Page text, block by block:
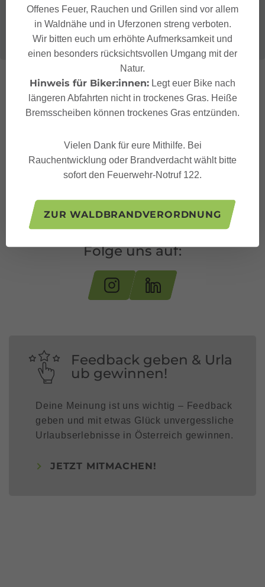
Folge uns auf:
Feedback geben & Urla
ub gewinnen!
Deine Meinung ist uns wichtig – Feedback
geben und mit etwas Glück unvergessliche
Urlaubserlebnisse in Österreich gewinnen.
JETZT MITMACHEN!
Offenes Feuer, Rauchen und Grillen sind vor allem
in Waldnähe und in Uferzonen streng verboten.
Wir bitten euch um erhöhte Aufmerksamkeit und
einen besonders rücksichtsvollen Umgang mit der
Natur.
Hinweis für Biker:innen: Legt euer Bike nach
längeren Abfahrten nicht in trockenes Gras. Heiße
Bremsscheiben können trockenes Gras entzünden.
Vielen Dank für eure Mithilfe. Bei
Rauchentwicklung oder Brandverdacht wählt bitte
sofort den Feuerwehr-Notruf 122.
ZUR WALDBRANDVERORDNUNG